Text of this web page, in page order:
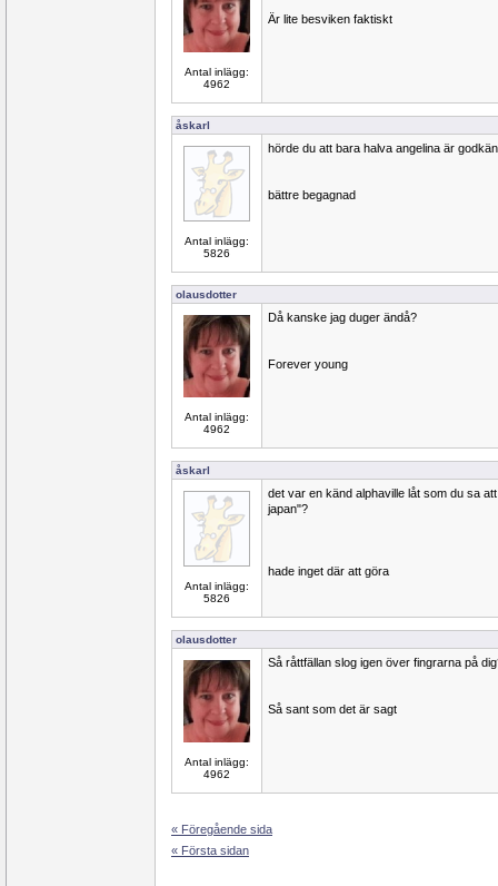
Antal inlägg:
4962
Är lite besviken faktiskt
åskarl
Antal inlägg:
5826
hörde du att bara halva angelina är
bättre begagnad
olausdotter
Antal inlägg:
4962
Då kanske jag duger ändå?
Forever young
åskarl
Antal inlägg:
5826
det var en känd alphaville låt som du sa
japan"?
hade inget där att göra
olausdotter
Antal inlägg:
4962
Så råttfällan slog igen över fingrarna på
Så sant som det är sagt
« Föregående sida
« Första sidan